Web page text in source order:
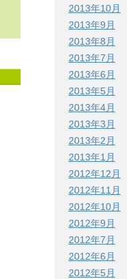
2013年10月
2013年9月
2013年8月
2013年7月
2013年6月
2013年5月
2013年4月
2013年3月
2013年2月
2013年1月
2012年12月
2012年11月
2012年10月
2012年9月
2012年7月
2012年6月
2012年5月